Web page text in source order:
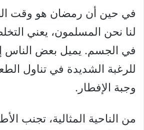
في حين أن رمضان هو وقت
لنا نحن المسلمون، يعني
في الجسم. يميل بعض الناس
للرغبة الشديدة في تناول
وجبة الإفطار.
من الناحية المثالية، تجنب